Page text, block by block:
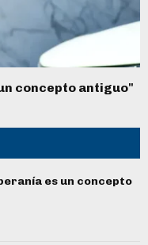
concepto antiguo"
es un concepto